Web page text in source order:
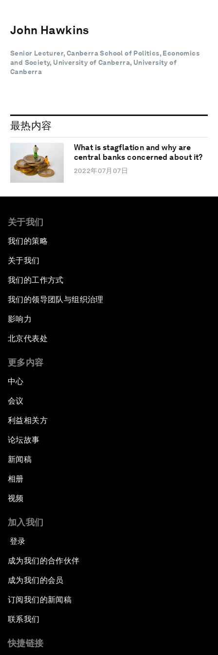
John Hawkins
Senior Lecturer, Canberra School of Politics, Economics
and Society, University of Canberra, University of
Canberra
最热内容
What is stagflation and why are
central banks concerned about it?
2022年07月07日
关于我们
我们的策略
关于我们
我们的工作方式
我们的领导团队与组织治理
影响力
北京代表处
更多内容
中心
会议
利益相关方
论坛故事
新闻稿
相册
视频
加入我们
登录
成为我们的合作伙伴
成为我们的会员
订阅我们的新闻稿
联系我们
快捷链接